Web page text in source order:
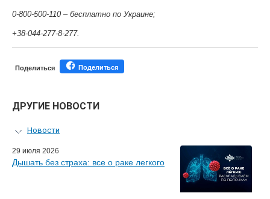
0-800-500-110 – бесплатно по Украине;
+38-044-277-8-277.
Поделиться Поделиться
ДРУГИЕ НОВОСТИ
Новости
Персональный гид
Мастер-классы для врачей
29 июля 2026
Дышать без страха: все о раке легкого